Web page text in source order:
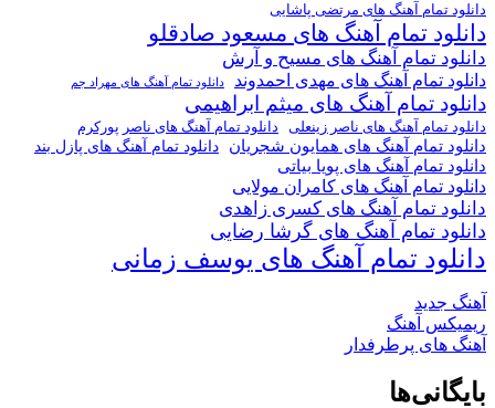
دانلود تمام آهنگ های مرتضی پاشایی
دانلود تمام آهنگ های مسعود صادقلو
دانلود تمام آهنگ های مسیح و آرش
دانلود تمام آهنگ های مهدی احمدوند دانلود تمام آهنگ های مهراد جم
دانلود تمام آهنگ های میثم ابراهیمی
دانلود تمام آهنگ های ناصر زینعلی دانلود تمام آهنگ های ناصر پورکرم
دانلود تمام آهنگ های همایون شجریان دانلود تمام آهنگ های پازل بند
دانلود تمام آهنگ های پویا بیاتی
دانلود تمام آهنگ های کامران مولایی
دانلود تمام آهنگ های کسری زاهدی
دانلود تمام آهنگ های گرشا رضایی
دانلود تمام آهنگ های یوسف زمانی
آهنگ جدید
ریمیکس آهنگ
آهنگ های پرطرفدار
بایگانی‌ها